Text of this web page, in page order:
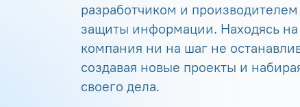
разработчиком и производителем
защиты информации. Находясь
компания ни на шаг не
создавая новые проекты и
своего дела.